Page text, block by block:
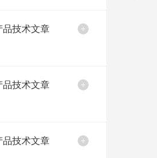
品技术文章
品技术文章
品技术文章